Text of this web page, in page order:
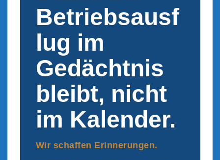
Betriebsausf
lug im
Gedächtnis
bleibt, nicht
im Kalender.
Wir schaffen Erinnerungen.